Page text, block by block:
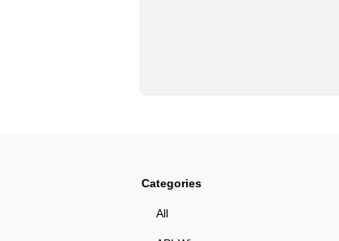
Categories
All